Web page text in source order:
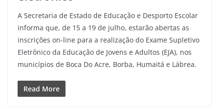
A Secretaria de Estado de Educação e Desporto Escolar
informa que, de 15 a 19 de julho, estarão abertas as
inscrições on-line para a realização do Exame Supletivo
Eletrônico da Educação de Jovens e Adultos (EJA), nos
municípios de Boca Do Acre, Borba, Humaitá e Lábrea.
Read More